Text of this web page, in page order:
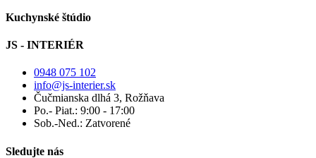
Kuchynské štúdio
JS - INTERIÉR
0948 075 102
info@js-interier.sk
Čučmianska dlhá 3, Rožňava
Po.- Piat.: 9:00 - 17:00
Sob.-Ned.: Zatvorené
Sledujte nás